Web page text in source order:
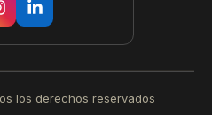
los derechos reservados